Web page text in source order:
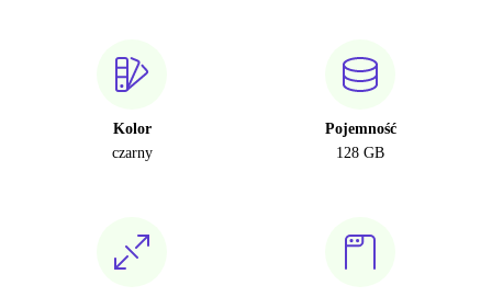
Kolor
czarny
Pojemność
128 GB